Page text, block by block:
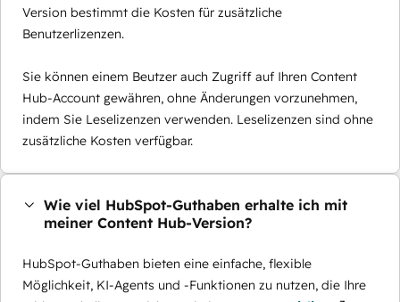
Version bestimmt die Kosten für zusätzliche
Benutzerlizenzen.
Sie können einem Beutzer auch Zugriff auf Ihren Content
Hub-Account gewähren, ohne Änderungen vorzunehmen,
indem Sie Leselizenzen verwenden. Leselizenzen sind ohne
zusätzliche Kosten verfügbar.
Wie viel HubSpot-Guthaben erhalte ich mit
meiner Content Hub-Version?
HubSpot-Guthaben bieten eine einfache, flexible
Möglichkeit, KI-Agents und -Funktionen zu nutzen, die Ihre